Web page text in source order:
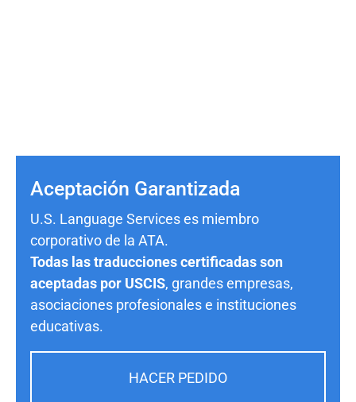
Aceptación Garantizada
U.S. Language Services es miembro
corporativo de la ATA.
Todas las traducciones certificadas son
aceptadas por USCIS, grandes empresas,
asociaciones profesionales e instituciones
educativas.
HACER PEDIDO